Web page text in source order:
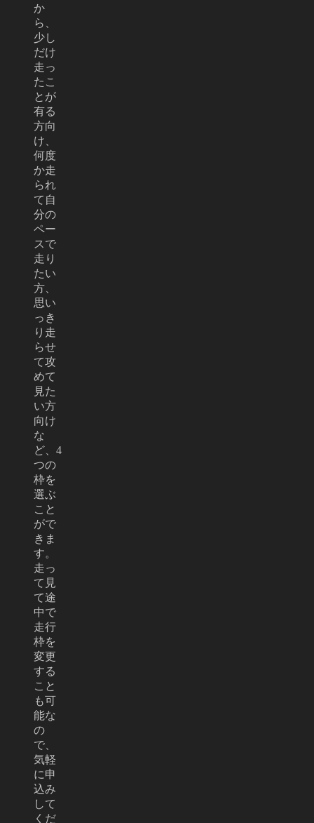
か
ら、
少し
だけ
走っ
たこ
とが
有る
方向
け、
何度
か走
られ
て自
分の
ペー
スで
走り
たい
方、
思い
っき
り走
らせ
て攻
めて
見た
い方
向け
な
ど、4
つの
枠を
選ぶ
こと
がで
きま
す。
走っ
て見
て途
中で
走行
枠を
変更
する
こと
も可
能な
の
で、
気軽
に申
込み
して
くだ